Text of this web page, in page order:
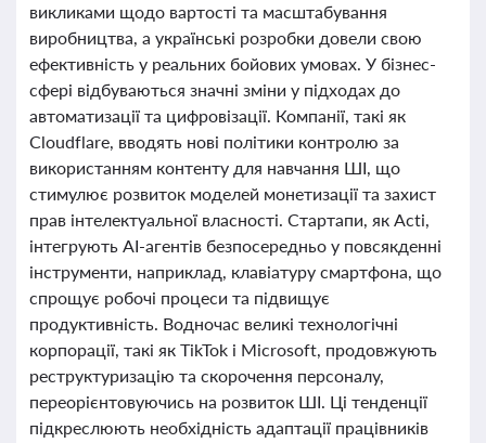
викликами щодо вартості та масштабування
виробництва, а українські розробки довели свою
ефективність у реальних бойових умовах. У бізнес-
сфері відбуваються значні зміни у підходах до
автоматизації та цифровізації. Компанії, такі як
Cloudflare, вводять нові політики контролю за
використанням контенту для навчання ШІ, що
стимулює розвиток моделей монетизації та захист
прав інтелектуальної власності. Стартапи, як Acti,
інтегрують AI-агентів безпосередньо у повсякденні
інструменти, наприклад, клавіатуру смартфона, що
спрощує робочі процеси та підвищує
продуктивність. Водночас великі технологічні
корпорації, такі як TikTok і Microsoft, продовжують
реструктуризацію та скорочення персоналу,
переорієнтовуючись на розвиток ШІ. Ці тенденції
підкреслюють необхідність адаптації працівників